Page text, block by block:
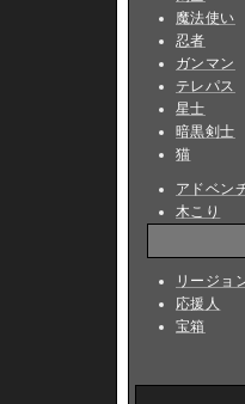
魔法使い
忍者
ガンマン
テレパス
星士
暗黒剣士
猫
アドベン
木こり
リージョ
応援人
宝箱